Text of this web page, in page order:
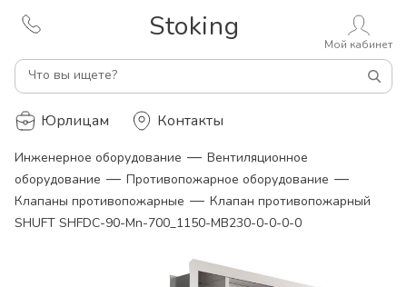
Stoking
Что вы ищете?
Мой кабинет
Юрлицам Контакты
Инженерное оборудование — Вентиляционное
оборудование — Противопожарное оборудование —
Клапаны противопожарные — Клапан противопожарный
SHUFT SHFDC-90-Mn-700_1150-MB230-0-0-0-0